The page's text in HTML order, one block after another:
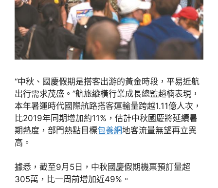
“中秋、國慶假期是搭客出游的黃金時段，平易近航
出行需求茂盛。”航旅縱橫行業成長總監趙楠表現，
本年暑運時代國際航路搭客運輸量跨越1.11億人次，
比2019年同期增加約11%，估計中秋國慶將延續暑
期熱度，部門熱點目標包養網地客流量無望再立異
高。
據悉，截至9月5日，中秋國慶假期機票預訂量超
305萬，比一周前增加近49%。